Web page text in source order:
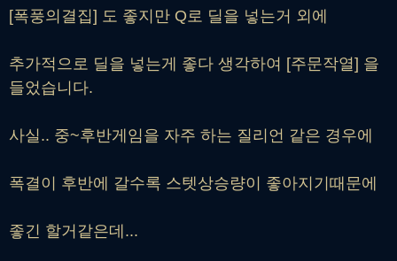
[폭풍의결집] 도 좋지만 Q로 딜을 넣는거 외에
추가적으로 딜을 넣는게 좋다 생각하여 [주문작열] 을
들었습니다.
사실.. 중~후반게임을 자주 하는 질리언 같은 경우에
폭결이 후반에 갈수록 스텟상승량이 좋아지기때문에
좋긴 할거같은데...